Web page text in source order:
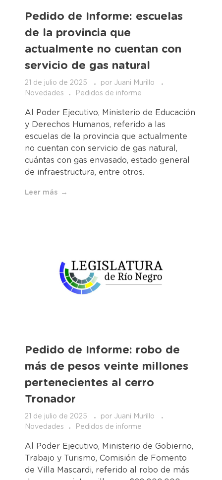
Pedido de Informe: escuelas
de la provincia que
actualmente no cuentan con
servicio de gas natural
21 de julio de 2025 por Juani Murillo
Novedades
Pedidos de informe
Al Poder Ejecutivo, Ministerio de Educación
y Derechos Humanos, referido a las
escuelas de la provincia que actualmente
no cuentan con servicio de gas natural,
cuántas con gas envasado, estado general
de infraestructura, entre otros.
Leer más
Pedido de Informe: robo de
más de pesos veinte millones
pertenecientes al cerro
Tronador
21 de julio de 2025 por Juani Murillo
Novedades
Pedidos de informe
Al Poder Ejecutivo, Ministerio de Gobierno,
Trabajo y Turismo, Comisión de Fomento
de Villa Mascardi, referido al robo de más